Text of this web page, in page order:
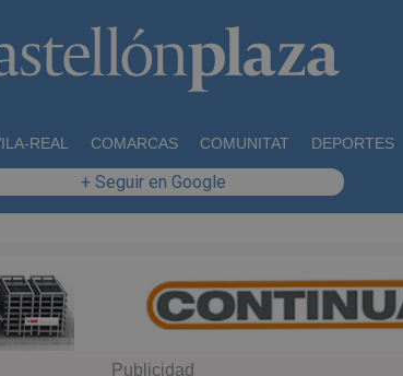
REAL COMARCAS COMUNITAT DEPORTES
+ Seguir en Google